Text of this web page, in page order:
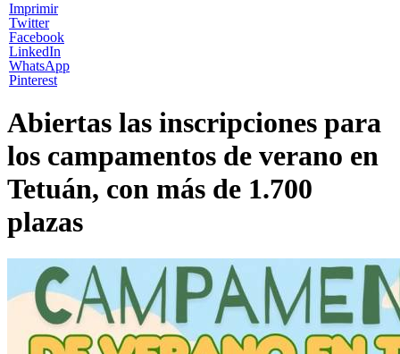
Imprimir
Twitter
Facebook
LinkedIn
WhatsApp
Pinterest
Abiertas las inscripciones para
los campamentos de verano en
Tetuán, con más de 1.700
plazas